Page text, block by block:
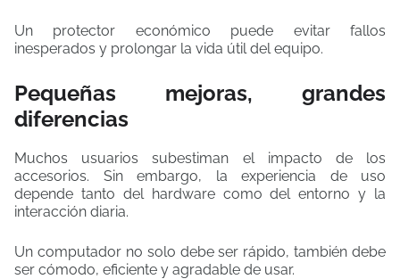
Un protector económico puede evitar fallos
inesperados y prolongar la vida útil del equipo.
Pequeñas mejoras, grandes
diferencias
Muchos usuarios subestiman el impacto de los
accesorios. Sin embargo, la experiencia de uso
depende tanto del hardware como del entorno y la
interacción diaria.
Un computador no solo debe ser rápido, también debe
ser cómodo, eficiente y agradable de usar.